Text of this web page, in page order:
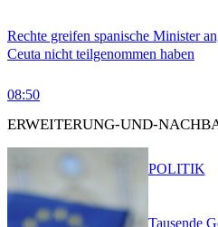
Rechte greifen spanische Minister
Ceuta nicht teilgenommen haben
08:50
ERWEITERUNG-UND-
Tausende
POLITIK